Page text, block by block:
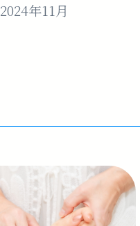
2024年11月